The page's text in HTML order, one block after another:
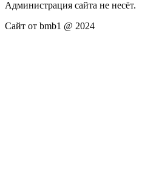
Администрация сайта не несёт.
Сайт от bmb1 @ 2024